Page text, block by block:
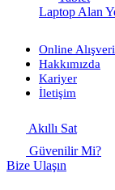
Laptop Alan
Online
Hakkımızda
Kariyer
İletişim
Akıllı Sat
Güvenilir Mi?
Bize Ulaşın